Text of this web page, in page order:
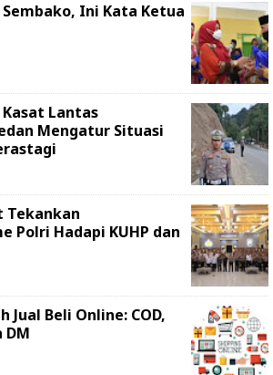
Ini Kata Ketua
Kasat Lantas
Mengatur Situasi
Tekankan
Polri Hadapi KUHP dan
Jual Beli Online: COD,
DM